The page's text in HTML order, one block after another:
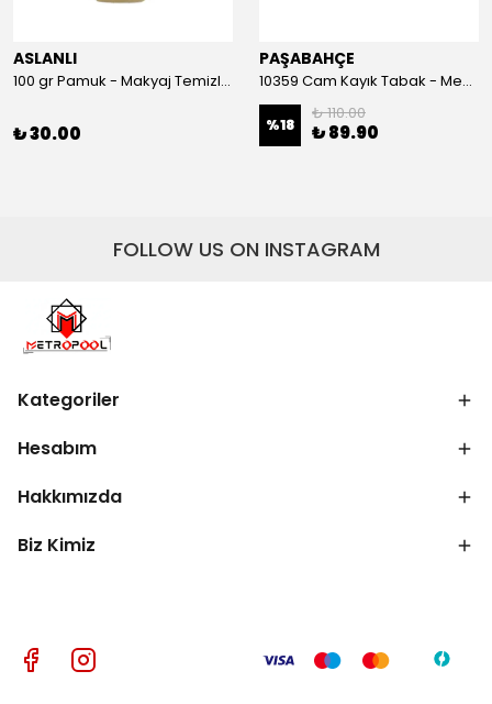
ASLANLI
100 gr Pamuk - Makyaj Temizleme ve Bebek Bakımı İçin Hassas Saf Pamuk
₺ 30.00
PAŞABAHÇE
10359 Cam Kayık Tabak - Meze, Salata ve Balık Servis Tabağı (26 cm)
%18
₺ 110.00
₺ 89.90
FOLLOW US ON INSTAGRAM
Kategoriler
Hesabım
Hakkımızda
Biz Kimiz